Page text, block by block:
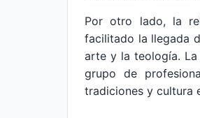
Por otro lado, la
facilitado la llegada
arte y la teología. La
grupo de
tradiciones y cultura